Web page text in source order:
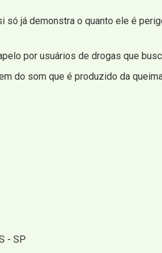
só já demonstra o quanto ele é
por usuários de drogas que
do som que é produzido da
- SP